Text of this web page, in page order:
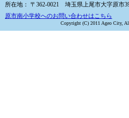
所在地： 〒362-0021 埼玉県上尾市大字原市
原市南小学校へのお問い合わせはこちら
Copyright (C) 2011 Ageo City,